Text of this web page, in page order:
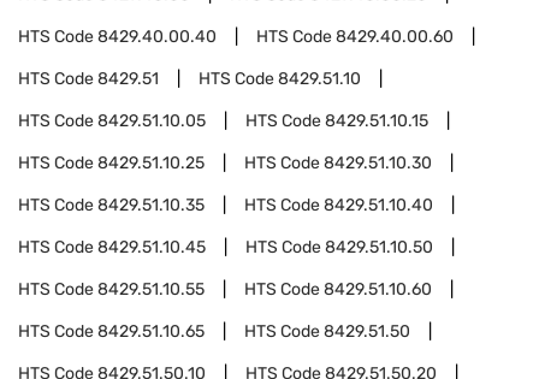
HTS Code8429.40.00.40 HTS Code8429.40.00.60
HTS Code8429.51 HTS Code8429.51.10
HTS Code8429.51.10.05 HTS Code8429.51.10.15
HTS Code8429.51.10.25 HTS Code8429.51.10.30
HTS Code8429.51.10.35 HTS Code8429.51.10.40
HTS Code8429.51.10.45 HTS Code8429.51.10.50
HTS Code8429.51.10.55 HTS Code8429.51.10.60
HTS Code8429.51.10.65 HTS Code8429.51.50
HTS Code8429.51.50.10 HTS Code8429.51.50.20